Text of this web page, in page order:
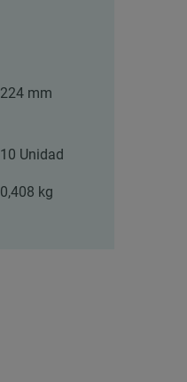
224 mm
10 Unidad
0,408 kg